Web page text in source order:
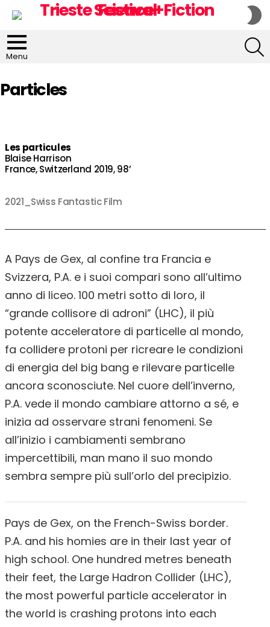
Menu
Particles
Les particules
Blaise Harrison
France, Switzerland 2019, 98’
2021_Swiss Fantastic Film
A Pays de Gex, al confine tra Francia e
Svizzera, P.A. e i suoi compari sono all’ultimo
anno di liceo. 100 metri sotto di loro, il
“grande collisore di adroni” (LHC), il più
potente acceleratore di particelle al mondo,
fa collidere protoni per ricreare le condizioni
di energia del big bang e rilevare particelle
ancora sconosciute. Nel cuore dell’inverno,
P.A. vede il mondo cambiare attorno a sé, e
inizia ad osservare strani fenomeni. Se
all’inizio i cambiamenti sembrano
impercettibili, man mano il suo mondo
sembra sempre più sull’orlo del precipizio.
Pays de Gex, on the French-Swiss border.
P.A. and his homies are in their last year of
high school. One hundred metres beneath
their feet, the Large Hadron Collider (LHC),
the most powerful particle accelerator in
the world is crashing protons into each